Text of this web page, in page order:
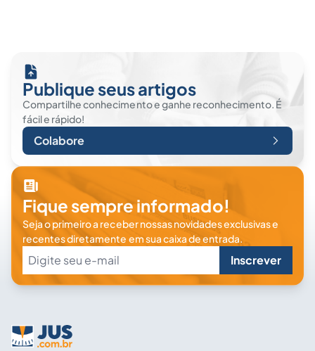
Publique seus artigos
Compartilhe conhecimento e ganhe reconhecimento. É
fácil e rápido!
Colabore
Fique sempre informado!
Seja o primeiro a receber nossas novidades exclusivas e
recentes diretamente em sua caixa de entrada.
Inscrever